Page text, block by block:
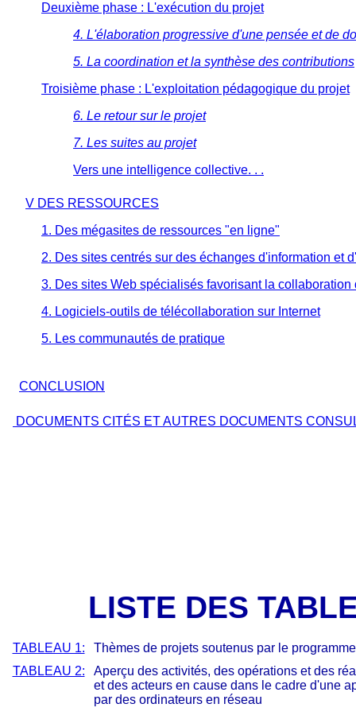
Deuxième phase : L'exécution du projet
4. L'élaboration progressive d'une pensée et de
5. La coordination et la synthèse des contributions
Troisième phase : L'exploitation pédagogique du projet
6. Le retour sur le projet
7. Les suites au projet
Vers une intelligence collective. . .
V DES RESSOURCES
1. Des mégasites de ressources "en ligne"
2. Des sites centrés sur des échanges d'information et
3. Des sites Web spécialisés favorisant la collaboration
4. Logiciels-outils de télécollaboration sur Internet
5. Les communautés de pratique
CONCLUSION
DOCUMENTS CITÉS ET AUTRES DOCUMENTS
LISTE DES
TABLEAU 1:
Thèmes de projets soutenus par le
TABLEAU 2:
Aperçu des activités, des opérations et des
et des acteurs en cause dans le cadre d'une
par des ordinateurs en réseau